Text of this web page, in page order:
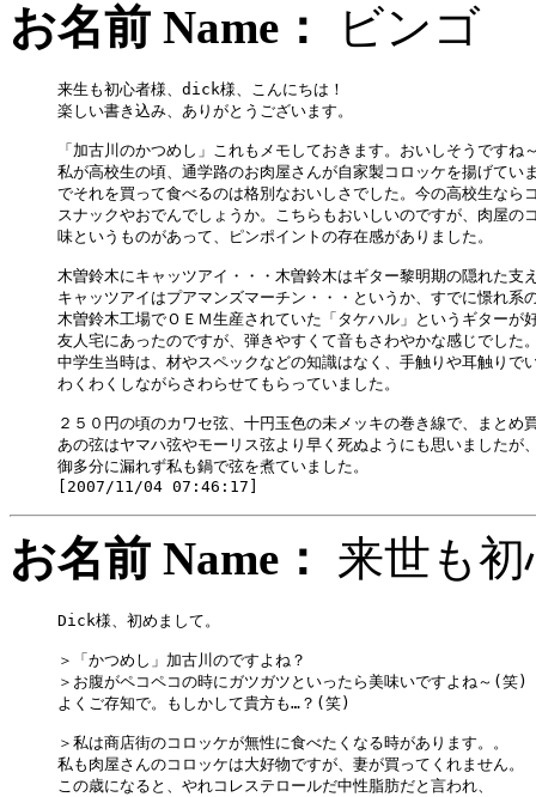
お名前 Name： ビン
来生も初心者様、dick様、こんにちは！
楽しい書き込み、ありがとうございます。
「加古川のかつめし」これもメモしておきます。おいしそうですね
私が高校生の頃、通学路のお肉屋さんが自家製コロッケを揚げてい
でそれを買って食べるのは格別なおいしさでした。今の高校生なら
スナックやおでんでしょうか。こちらもおいしいのですが、肉屋の
味というものがあって、ピンポイントの存在感がありました。
木曽鈴木にキャッツアイ・・・木曽鈴木はギター黎明期の隠れた支
キャッツアイはプアマンズマーチン・・・というか、すでに憬れ系
木曽鈴木工場でＯＥＭ生産されていた「タケハル」というギターが
友人宅にあったのですが、弾きやすくて音もさわやかな感じでした
中学生当時は、材やスペックなどの知識はなく、手触りや耳触りで
わくわくしながらさわらせてもらっていました。
２５０円の頃のカワセ弦、十円玉色の未メッキの巻き線で、まとめ
あの弦はヤマハ弦やモーリス弦より早く死ぬようにも思いましたが
御多分に漏れず私も鍋で弦を煮ていました。
お名前 Name： 来世
Dick様、初めまして。
＞「かつめし」加古川のですよね？
＞お腹がペコペコの時にガツガツといったら美味いですよね～(笑)
よくご存知で。もしかして貴方も…？(笑)
＞私は商店街のコロッケが無性に食べたくなる時があります。。
私も肉屋さんのコロッケは大好物ですが、妻が買ってくれません。
この歳になると、やれコレステロールだ中性脂肪だと言われ、